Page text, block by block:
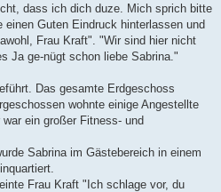
dass ich dich duze. Mich sprich bitte
Guten Eindruck hinterlassen und
Frau Kraft". "Wir sind hier nicht
Ja ge-nügt schon liebe Sabrina."
Das gesamte Erdgeschoss
wohnte einige Angestellte
ein großer Fitness- und
Sabrina im Gästebereich in einem
Frau Kraft "Ich schlage vor, du